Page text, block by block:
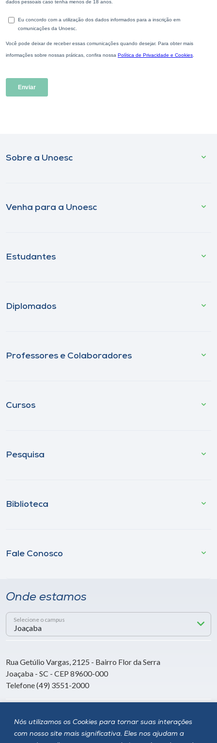
Nós utilizamos os Cookies para tornar suas interações
com nosso site mais significativa. Eles nos ajudam a
Sobre a Unoesc
Venha para a Unoesc
Estudantes
Diplomados
Professores e Colaboradores
Cursos
Pesquisa
Biblioteca
Fale Conosco
Onde estamos
Selecione o campus
Rua Getúlio Vargas, 2125 - Bairro Flor da Serra
Joaçaba - SC - CEP 89600-000
Telefone (49) 3551-2000
Siga a Unoesc